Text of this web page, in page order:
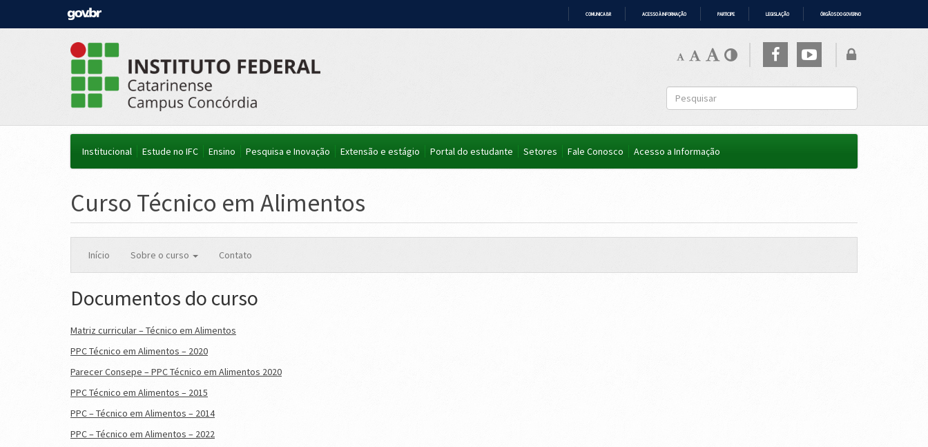
COMUNICA BR ACESSO À INFORMAÇÃO PARTICIPE LEGISLAÇÃO ÓRGÃOS DO GOVERNO
Institucional Estude no IFC Ensino Pesquisa e Inovação Extensão e estágio Portal do estudante Setores Fale Conosco Acesso a Informação
Curso Técnico em Alimentos
Início Sobre o curso Contato
Documentos do curso
Matriz curricular – Técnico em Alimentos
PPC Técnico em Alimentos – 2020
Parecer Consepe – PPC Técnico em Alimentos 2020
PPC Técnico em Alimentos – 2015
PPC – Técnico em Alimentos – 2014
PPC – Técnico em Alimentos – 2022